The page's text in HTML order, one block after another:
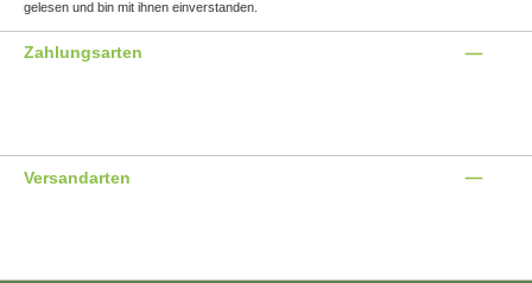
gelesen und bin mit ihnen einverstanden.
Zahlungsarten
Versandarten